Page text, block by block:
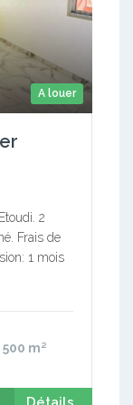
A louer
2
Frais de
1 mois
500 m²